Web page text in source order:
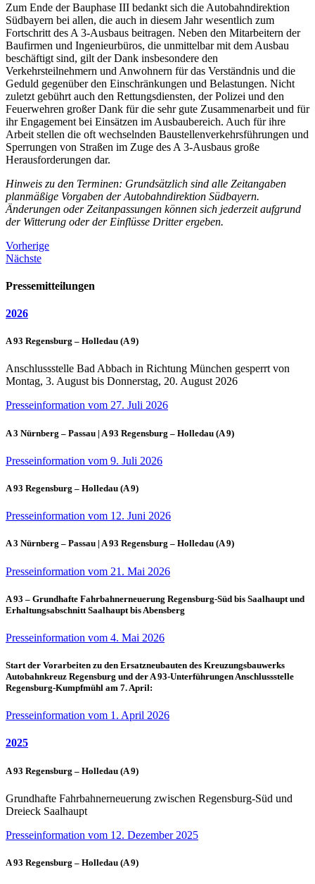
Zum Ende der Bauphase III bedankt sich die Autobahndirektion
Südbayern bei allen, die auch in diesem Jahr wesentlich zum
Fortschritt des A 3-Ausbaus beitragen. Neben den Mitarbeitern der
Baufirmen und Ingenieurbüros, die unmittelbar mit dem Ausbau
beschäftigt sind, gilt der Dank insbesondere den
Verkehrsteilnehmern und Anwohnern für das Verständnis und die
Geduld gegenüber den Einschränkungen und Belastungen. Nicht
zuletzt gebührt auch den Rettungsdiensten, der Polizei und den
Feuerwehren großer Dank für die sehr gute Zusammenarbeit und für
ihr Engagement bei Einsätzen im Ausbaubereich. Auch für ihre
Arbeit stellen die oft wechselnden Baustellenverkehrsführungen und
Sperrungen von Straßen im Zuge des A 3-Ausbaus große
Herausforderungen dar.
Hinweis zu den Terminen: Grundsätzlich sind alle Zeitangaben
planmäßige Vorgaben der Autobahndirektion Südbayern.
Änderungen oder Zeitanpassungen können sich jederzeit aufgrund
der Witterung oder der Einflüsse Dritter ergeben.
Vorherige
Nächste
Pressemitteilungen
2026
A 93 Regensburg – Holledau (A 9)
Anschlussstelle Bad Abbach in Richtung München gesperrt von
Montag, 3. August bis Donnerstag, 20. August 2026
Presseinformation vom 27. Juli 2026
A 3 Nürnberg – Passau | A 93 Regensburg – Holledau (A 9)
Presseinformation vom 9. Juli 2026
A 93 Regensburg – Holledau (A 9)
Presseinformation vom 12. Juni 2026
A 3 Nürnberg – Passau | A 93 Regensburg – Holledau (A 9)
Presseinformation vom 21. Mai 2026
A 93 – Grundhafte Fahrbahnerneuerung Regensburg-Süd bis Saalhaupt und
Erhaltungsabschnitt Saalhaupt bis Abensberg
Presseinformation vom 4. Mai 2026
Start der Vorarbeiten zu den Ersatzneubauten des Kreuzungsbauwerks
Autobahnkreuz Regensburg und der A 93-Unterführungen Anschlussstelle
Regensburg-Kumpfmühl am 7. April:
Presseinformation vom 1. April 2026
2025
A 93 Regensburg – Holledau (A 9)
Grundhafte Fahrbahnerneuerung zwischen Regensburg-Süd und
Dreieck Saalhaupt
Presseinformation vom 12. Dezember 2025
A 93 Regensburg – Holledau (A 9)